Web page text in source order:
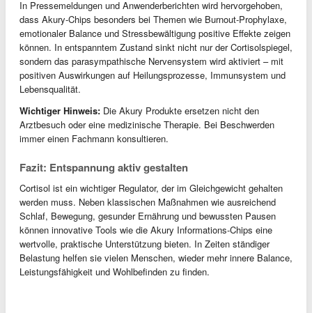
In Pressemeldungen und Anwenderberichten wird hervorgehoben,
dass Akury-Chips besonders bei Themen wie Burnout-Prophylaxe,
emotionaler Balance und Stressbewältigung positive Effekte zeigen
können. In entspanntem Zustand sinkt nicht nur der Cortisolspiegel,
sondern das parasympathische Nervensystem wird aktiviert – mit
positiven Auswirkungen auf Heilungsprozesse, Immunsystem und
Lebensqualität.
Wichtiger Hinweis: Die Akury Produkte ersetzen nicht den
Arztbesuch oder eine medizinische Therapie. Bei Beschwerden
immer einen Fachmann konsultieren.
Fazit: Entspannung aktiv gestalten
Cortisol ist ein wichtiger Regulator, der im Gleichgewicht gehalten
werden muss. Neben klassischen Maßnahmen wie ausreichend
Schlaf, Bewegung, gesunder Ernährung und bewussten Pausen
können innovative Tools wie die Akury Informations-Chips eine
wertvolle, praktische Unterstützung bieten. In Zeiten ständiger
Belastung helfen sie vielen Menschen, wieder mehr innere Balance,
Leistungsfähigkeit und Wohlbefinden zu finden.